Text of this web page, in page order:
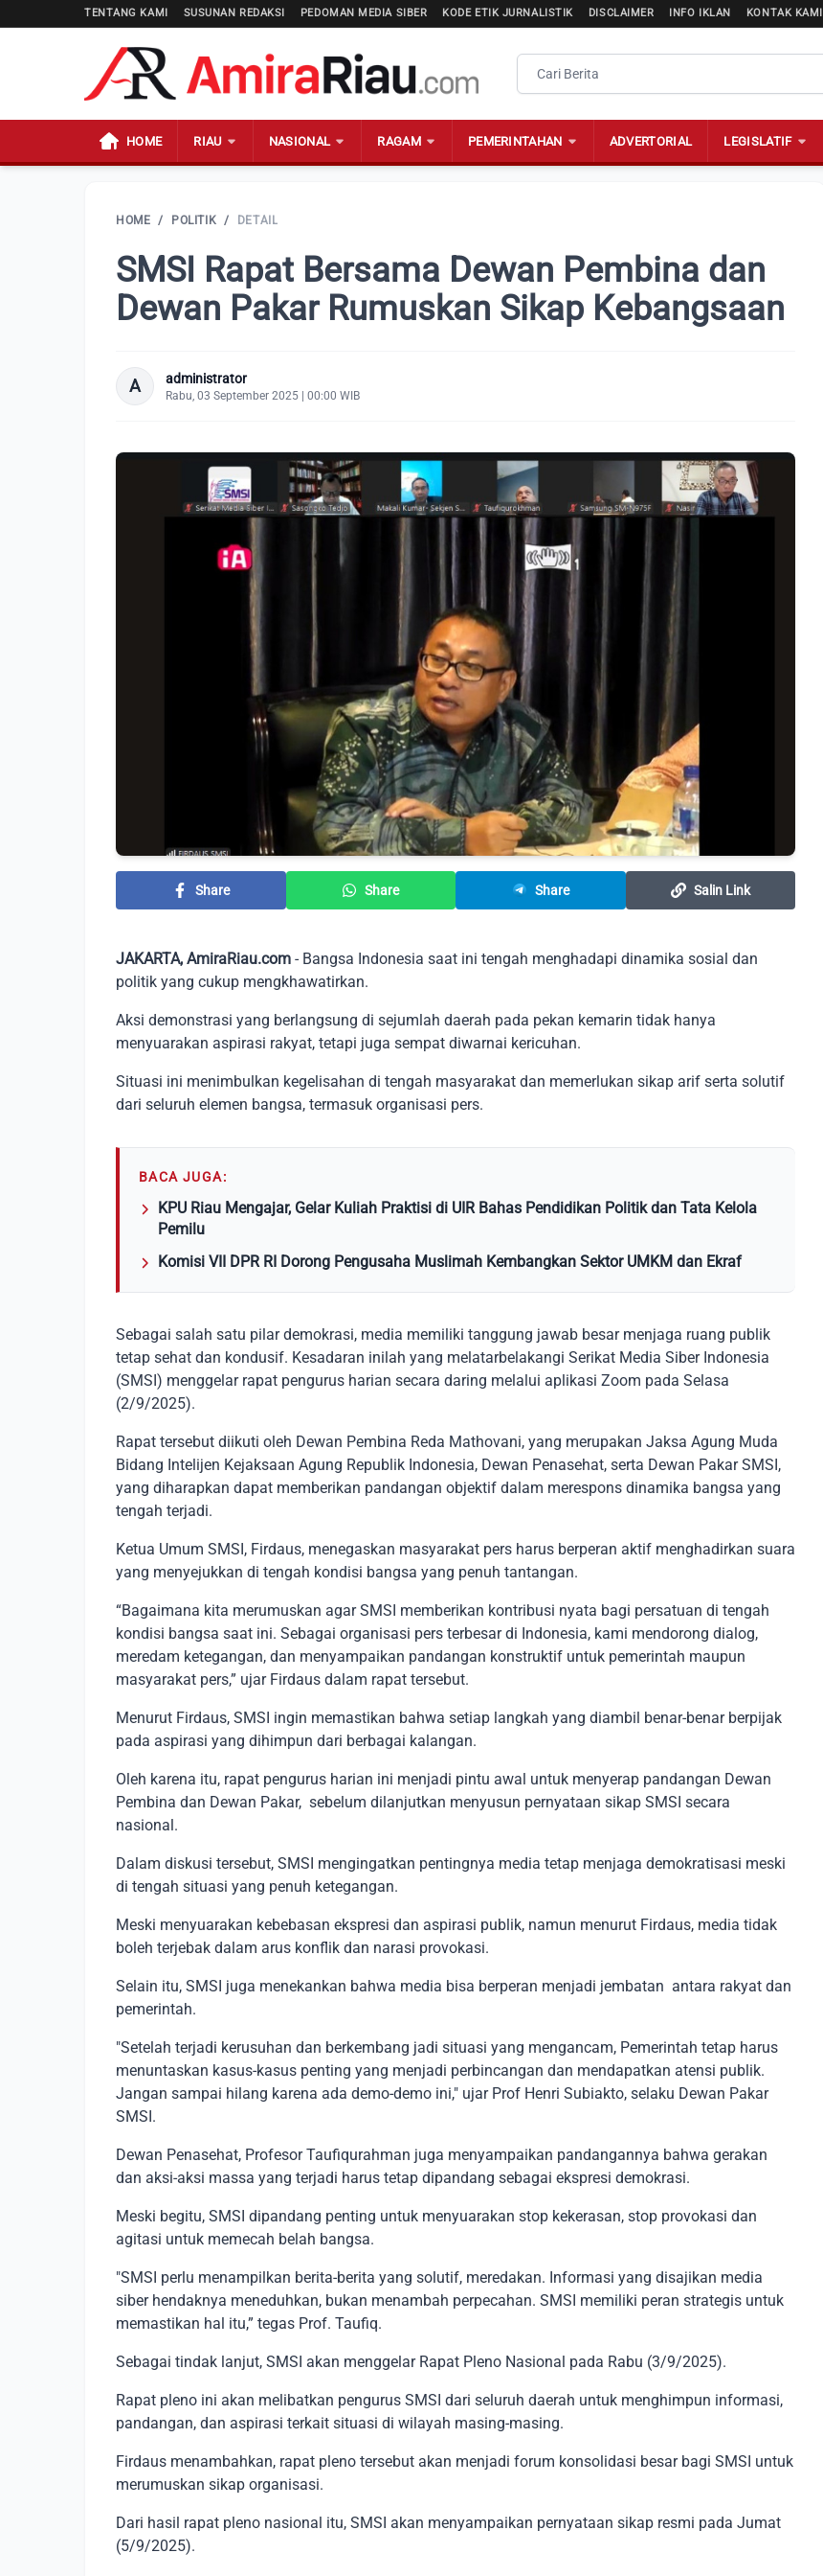
TENTANG KAMI SUSUNAN REDAKSI PEDOMAN MEDIA SIBER KODE ETIK JURNALISTIK DISCLAIMER INFO IKLAN KONTAK KAMI
HOME RIAU NASIONAL RAGAM PEMERINTAHAN ADVERTORIAL LEGISLATIF
HOME / POLITIK / DETAIL
SMSI Rapat Bersama Dewan Pembina dan
Dewan Pakar Rumuskan Sikap Kebangsaan
A administrator
Rabu, 03 September 2025 | 00:00 WIB
Share Share Share Salin Link
JAKARTA, AmiraRiau.com - Bangsa Indonesia saat ini tengah menghadapi dinamika sosial dan
politik yang cukup mengkhawatirkan.
Aksi demonstrasi yang berlangsung di sejumlah daerah pada pekan kemarin tidak hanya
menyuarakan aspirasi rakyat, tetapi juga sempat diwarnai kericuhan.
Situasi ini menimbulkan kegelisahan di tengah masyarakat dan memerlukan sikap arif serta solutif
dari seluruh elemen bangsa, termasuk organisasi pers.
BACA JUGA:
KPU Riau Mengajar, Gelar Kuliah Praktisi di UIR Bahas Pendidikan Politik dan Tata Kelola
Pemilu
Komisi VII DPR RI Dorong Pengusaha Muslimah Kembangkan Sektor UMKM dan Ekraf
Sebagai salah satu pilar demokrasi, media memiliki tanggung jawab besar menjaga ruang publik
tetap sehat dan kondusif. Kesadaran inilah yang melatarbelakangi Serikat Media Siber Indonesia
(SMSI) menggelar rapat pengurus harian secara daring melalui aplikasi Zoom pada Selasa
(2/9/2025).
Rapat tersebut diikuti oleh Dewan Pembina Reda Mathovani, yang merupakan Jaksa Agung Muda
Bidang Intelijen Kejaksaan Agung Republik Indonesia, Dewan Penasehat, serta Dewan Pakar SMSI,
yang diharapkan dapat memberikan pandangan objektif dalam merespons dinamika bangsa yang
tengah terjadi.
Ketua Umum SMSI, Firdaus, menegaskan masyarakat pers harus berperan aktif menghadirkan suara
yang menyejukkan di tengah kondisi bangsa yang penuh tantangan.
“Bagaimana kita merumuskan agar SMSI memberikan kontribusi nyata bagi persatuan di tengah
kondisi bangsa saat ini. Sebagai organisasi pers terbesar di Indonesia, kami mendorong dialog,
meredam ketegangan, dan menyampaikan pandangan konstruktif untuk pemerintah maupun
masyarakat pers,” ujar Firdaus dalam rapat tersebut.
Menurut Firdaus, SMSI ingin memastikan bahwa setiap langkah yang diambil benar-benar berpijak
pada aspirasi yang dihimpun dari berbagai kalangan.
Oleh karena itu, rapat pengurus harian ini menjadi pintu awal untuk menyerap pandangan Dewan
Pembina dan Dewan Pakar, sebelum dilanjutkan menyusun pernyataan sikap SMSI secara
nasional.
Dalam diskusi tersebut, SMSI mengingatkan pentingnya media tetap menjaga demokratisasi meski
di tengah situasi yang penuh ketegangan.
Meski menyuarakan kebebasan ekspresi dan aspirasi publik, namun menurut Firdaus, media tidak
boleh terjebak dalam arus konflik dan narasi provokasi.
Selain itu, SMSI juga menekankan bahwa media bisa berperan menjadi jembatan antara rakyat dan
pemerintah.
"Setelah terjadi kerusuhan dan berkembang jadi situasi yang mengancam, Pemerintah tetap harus
menuntaskan kasus-kasus penting yang menjadi perbincangan dan mendapatkan atensi publik.
Jangan sampai hilang karena ada demo-demo ini," ujar Prof Henri Subiakto, selaku Dewan Pakar
SMSI.
Dewan Penasehat, Profesor Taufiqurahman juga menyampaikan pandangannya bahwa gerakan
dan aksi-aksi massa yang terjadi harus tetap dipandang sebagai ekspresi demokrasi.
Meski begitu, SMSI dipandang penting untuk menyuarakan stop kekerasan, stop provokasi dan
agitasi untuk memecah belah bangsa.
"SMSI perlu menampilkan berita-berita yang solutif, meredakan. Informasi yang disajikan media
siber hendaknya meneduhkan, bukan menambah perpecahan. SMSI memiliki peran strategis untuk
memastikan hal itu,” tegas Prof. Taufiq.
Sebagai tindak lanjut, SMSI akan menggelar Rapat Pleno Nasional pada Rabu (3/9/2025).
Rapat pleno ini akan melibatkan pengurus SMSI dari seluruh daerah untuk menghimpun informasi,
pandangan, dan aspirasi terkait situasi di wilayah masing-masing.
Firdaus menambahkan, rapat pleno tersebut akan menjadi forum konsolidasi besar bagi SMSI untuk
merumuskan sikap organisasi.
Dari hasil rapat pleno nasional itu, SMSI akan menyampaikan pernyataan sikap resmi pada Jumat
(5/9/2025).